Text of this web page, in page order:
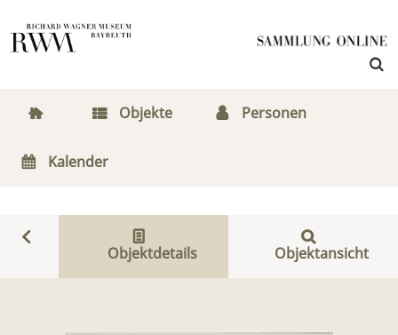
Objekte Personen
Kalender
Objektdetails Objektansicht